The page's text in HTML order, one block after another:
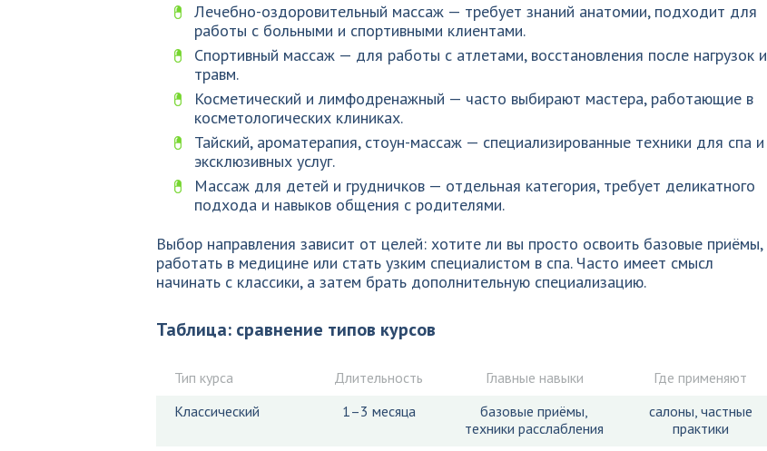
Лечебно-оздоровительный массаж — требует знаний анатомии, подходит для
работы с больными и спортивными клиентами.
Спортивный массаж — для работы с атлетами, восстановления после нагрузок и
травм.
Косметический и лимфодренажный — часто выбирают мастера, работающие в
косметологических клиниках.
Тайский, ароматерапия, стоун-массаж — специализированные техники для спа и
эксклюзивных услуг.
Массаж для детей и грудничков — отдельная категория, требует деликатного
подхода и навыков общения с родителями.
Выбор направления зависит от целей: хотите ли вы просто освоить базовые приёмы,
работать в медицине или стать узким специалистом в спа. Часто имеет смысл
начинать с классики, а затем брать дополнительную специализацию.
Таблица: сравнение типов курсов
Тип курса Длительность Главные навыки
Где применяют
Классический
1–3 месяца
базовые приёмы,
техники расслабления
салоны, частные
практики